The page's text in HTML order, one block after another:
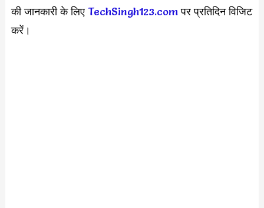
की जानकारी के लिए TechSingh123.comपर प्रतिदिन विजिट
करें।